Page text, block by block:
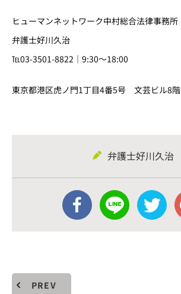
ヒューマンネットワーク中村総合法律事務所
弁護士好川久治
℡03-3501-8822｜9:30～18:00
東京都港区虎ノ門1丁目4番5号 文芸ビル8階
弁護士好川久治
PREV